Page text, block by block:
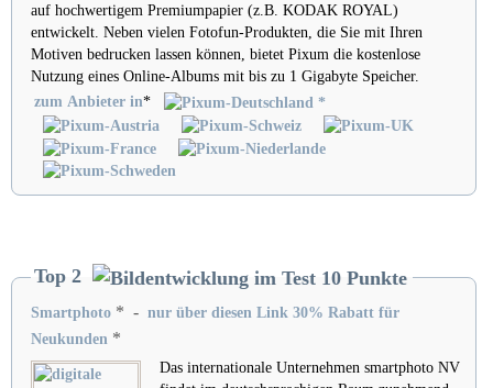
auf hochwertigem Premiumpapier (z.B. KODAK ROYAL)
entwickelt. Neben vielen Fotofun-Produkten, die Sie mit Ihren
Motiven bedrucken lassen können, bietet Pixum die kostenlose
Nutzung eines Online-Albums mit bis zu 1 Gigabyte Speicher.
zum Anbieter in*
Top 2
Smartphoto * - nur über diesen Link 30% Rabatt für
Neukunden *
Das internationale Unternehmen smartphoto NV